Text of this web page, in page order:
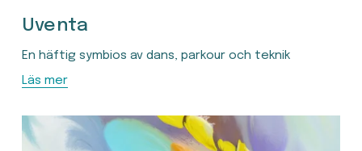
Uventa
En häftig symbios av dans, parkour och teknik
Läs mer